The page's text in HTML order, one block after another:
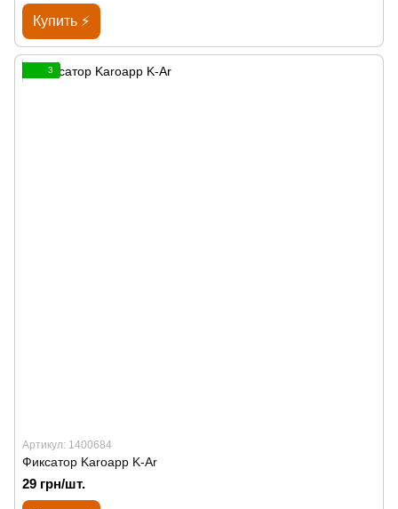
Купить ⚡
3
Артикул: 1400684
Фиксатор Karoapp K-Ar
29 грн/шт.